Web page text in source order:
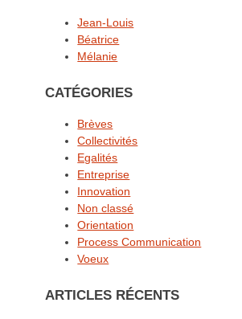
Jean-Louis
Béatrice
Mélanie
CATÉGORIES
Brèves
Collectivités
Egalités
Entreprise
Innovation
Non classé
Orientation
Process Communication
Voeux
ARTICLES RÉCENTS